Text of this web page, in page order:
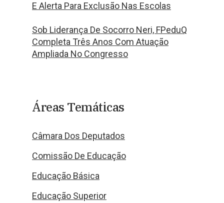
E Alerta Para Exclusão Nas Escolas
Sob Liderança De Socorro Neri, FPeduQ
Completa Três Anos Com Atuação
Ampliada No Congresso
Áreas Temáticas
Câmara Dos Deputados
Comissão De Educação
Educação Básica
Educação Superior